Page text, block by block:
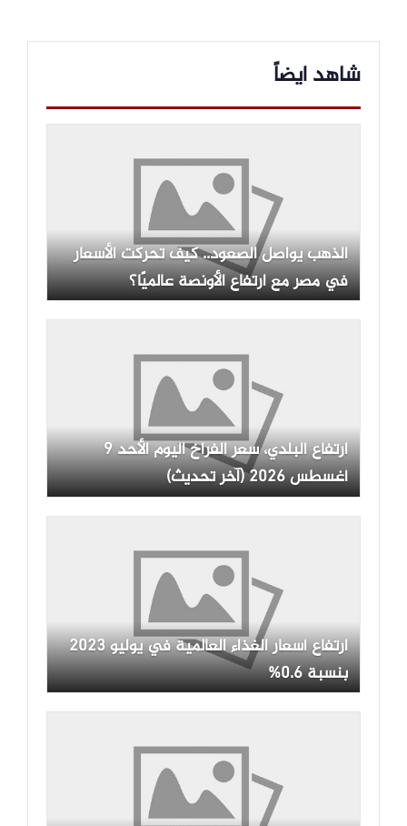
شاهد ايضاً
الذهب يواصل الصعود.. كيف تحركت الأسعار
في مصر مع ارتفاع الأونصة عالميًا؟
ارتفاع البلدي، سعر الفراخ اليوم الأحد 9
أغسطس 2026 (آخر تحديث)
ارتفاع أسعار الغذاء العالمية في يوليو 2023
بنسبة 0.6%